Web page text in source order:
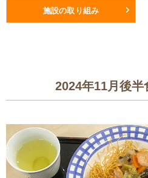
施設の取り組み
2024年11月後半